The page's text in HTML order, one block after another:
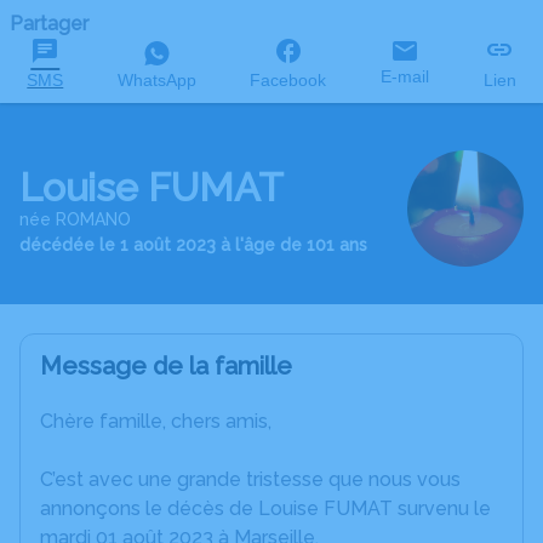
Partager
SMS WhatsApp Facebook E-mail Lien
Louise FUMAT
née ROMANO
décédée le 1 août 2023 à l'âge de 101 ans
Message de la famille
Chère famille, chers amis,
C’est avec une grande tristesse que nous vous
annonçons le décès de Louise FUMAT survenu le
mardi 01 août 2023 à Marseille.